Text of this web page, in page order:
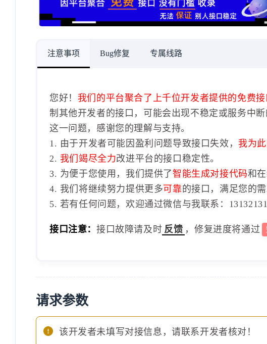
注意事项 Bug修复 专属线路
您好！ 我们的平台聚合了上千位开发者提供的免费接
制其他开发者的接口，可能会出现不稳定或服务中
这一问题，感谢您的理解与支持。
1. 由于开发者可能因盈利问题导致接口失效， 我为
2. 我们竭尽全力改进平台的接口稳定性。
3. 为便于您使用，我们提供了智能生成对接代码和
4. 我们将继续努力提供更多可靠的接口，满足您的需
5. 若有任何问题，欢迎通过微信与我联系：
接口注意： 接口故障请及时 反馈 ，修复进度将通过
请求参数
该开发者未填写对接信息，请联系开发者核对！